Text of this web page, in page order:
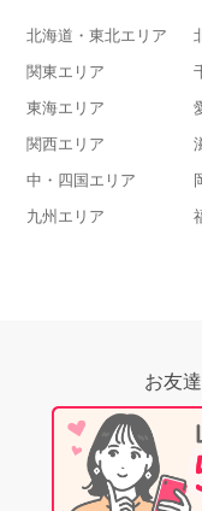
北海道・東北エリア
関東エリア
東海エリア
関西エリア
中・四国エリア
九州エリア
お友